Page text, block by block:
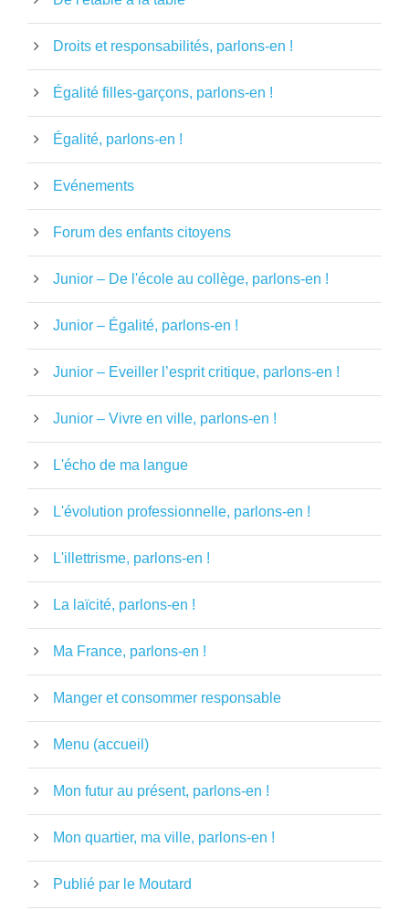
Droits et responsabilités, parlons-en !
Égalité filles-garçons, parlons-en !
Égalité, parlons-en !
Evénements
Forum des enfants citoyens
Junior – De l'école au collège, parlons-en !
Junior – Égalité, parlons-en !
Junior – Eveiller l’esprit critique, parlons-en !
Junior – Vivre en ville, parlons-en !
L'écho de ma langue
L'évolution professionnelle, parlons-en !
L'illettrisme, parlons-en !
La laïcité, parlons-en !
Ma France, parlons-en !
Manger et consommer responsable
Menu (accueil)
Mon futur au présent, parlons-en !
Mon quartier, ma ville, parlons-en !
Publié par le Moutard